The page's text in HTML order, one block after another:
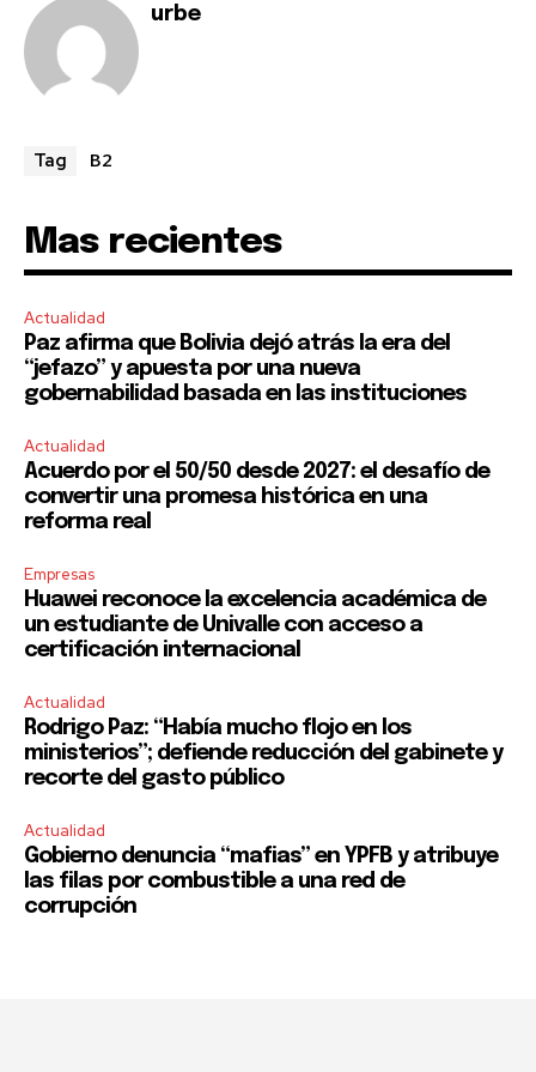
I've read and accept the
urbe
Tag B2
Mas recientes
Actualidad
Paz afirma que Bolivia dejó atrás la era del
“jefazo” y apuesta por una nueva
gobernabilidad basada en las instituciones
Actualidad
Acuerdo por el 50/50 desde 2027: el desafío de
convertir una promesa histórica en una
reforma real
Empresas
Huawei reconoce la excelencia académica de
un estudiante de Univalle con acceso a
certificación internacional
Actualidad
Rodrigo Paz: “Había mucho flojo en los
ministerios”; defiende reducción del gabinete y
recorte del gasto público
Actualidad
Gobierno denuncia “mafias” en YPFB y atribuye
las filas por combustible a una red de
corrupción